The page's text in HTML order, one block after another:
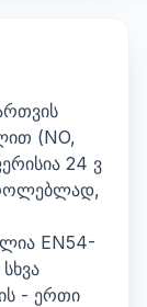
(NO,
24 ვ
EN54-
- ერთი